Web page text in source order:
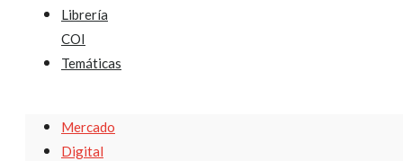
Librería
COI
Temáticas
Mercado
Digital